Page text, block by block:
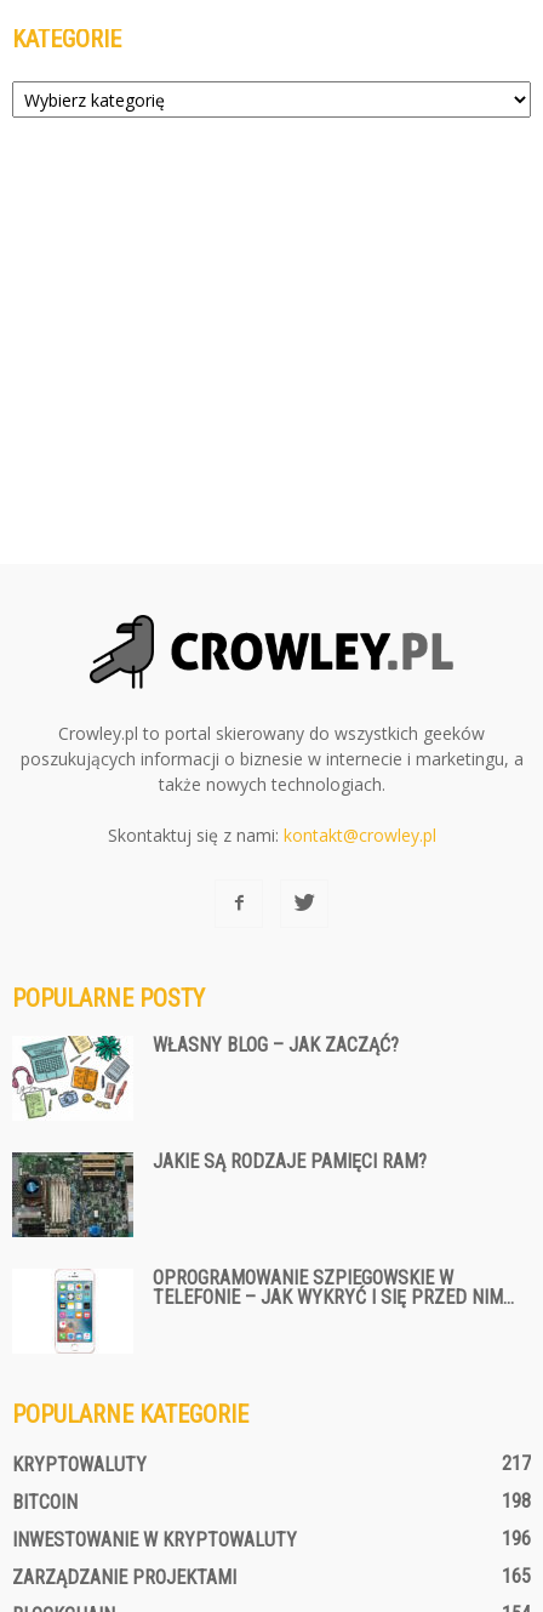
KATEGORIE
Kategorie
Crowley.pl to portal skierowany do wszystkich geeków
poszukujących informacji o biznesie w internecie i marketingu, a
także nowych technologiach.
Skontaktuj się z nami: kontakt@crowley.pl
POPULARNE POSTY
WŁASNY BLOG – JAK ZACZĄĆ?
JAKIE SĄ RODZAJE PAMIĘCI RAM?
OPROGRAMOWANIE SZPIEGOWSKIE W
TELEFONIE – JAK WYKRYĆ I SIĘ PRZED NIM...
POPULARNE KATEGORIE
KRYPTOWALUTY
217
BITCOIN
198
INWESTOWANIE W KRYPTOWALUTY
196
ZARZĄDZANIE PROJEKTAMI
165